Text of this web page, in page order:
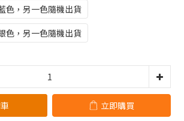
色，另一色隨機出貨
色，另一色隨機出貨
立即購買